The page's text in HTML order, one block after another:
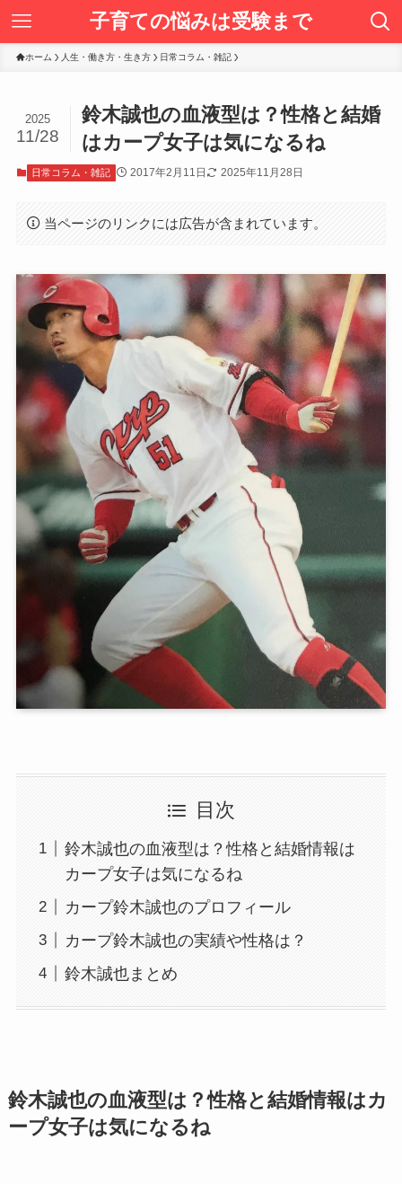
子育ての悩みは受験まで
ホーム 人生・働き方・生き方 日常コラム・雑記
鈴木誠也の血液型は？性格と結婚
はカープ女子は気になるね
2025
11/28
日常コラム・雑記 2017年2月11日 2025年11月28日
当ページのリンクには広告が含まれています。
目次
鈴木誠也の血液型は？性格と結婚情報は
カープ女子は気になるね
カープ鈴木誠也のプロフィール
カープ鈴木誠也の実績や性格は？
鈴木誠也まとめ
鈴木誠也の血液型は？性格と結婚情報はカ
ープ女子は気になるね